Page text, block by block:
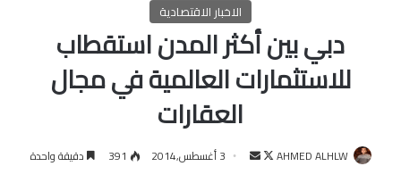
الاخبار الاقتصادية
دبي بين أكثر المدن استقطاب
للاستثمارات العالمية في مجال
العقارات
AHMED ALHLW
تابعأرسل 3 أغسطس,2014 391 دقيقة واحدة